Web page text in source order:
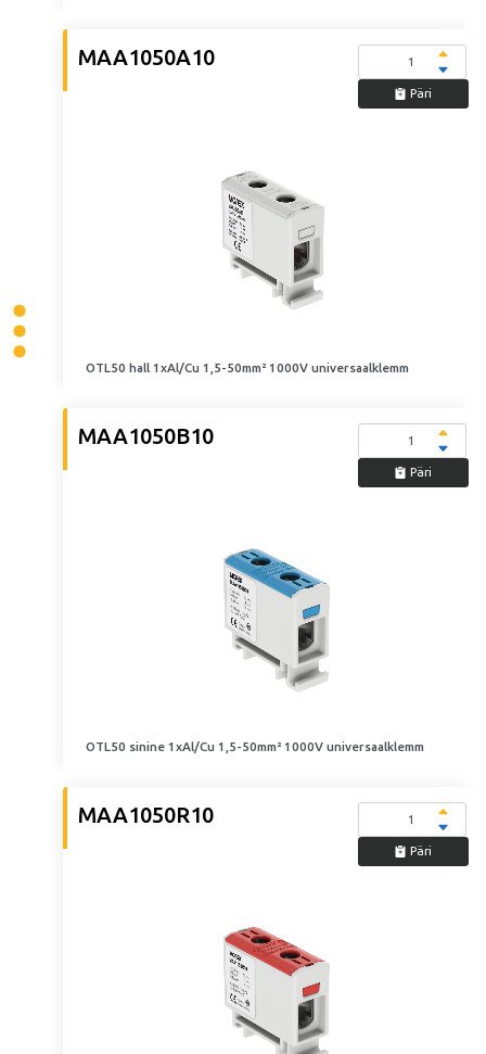
MAA1050A10
Päri
OTL50 hall 1xAl/Cu 1,5-50mm² 1000V universaalklemm
MAA1050B10
Päri
OTL50 sinine 1xAl/Cu 1,5-50mm² 1000V universaalklemm
MAA1050R10
Päri